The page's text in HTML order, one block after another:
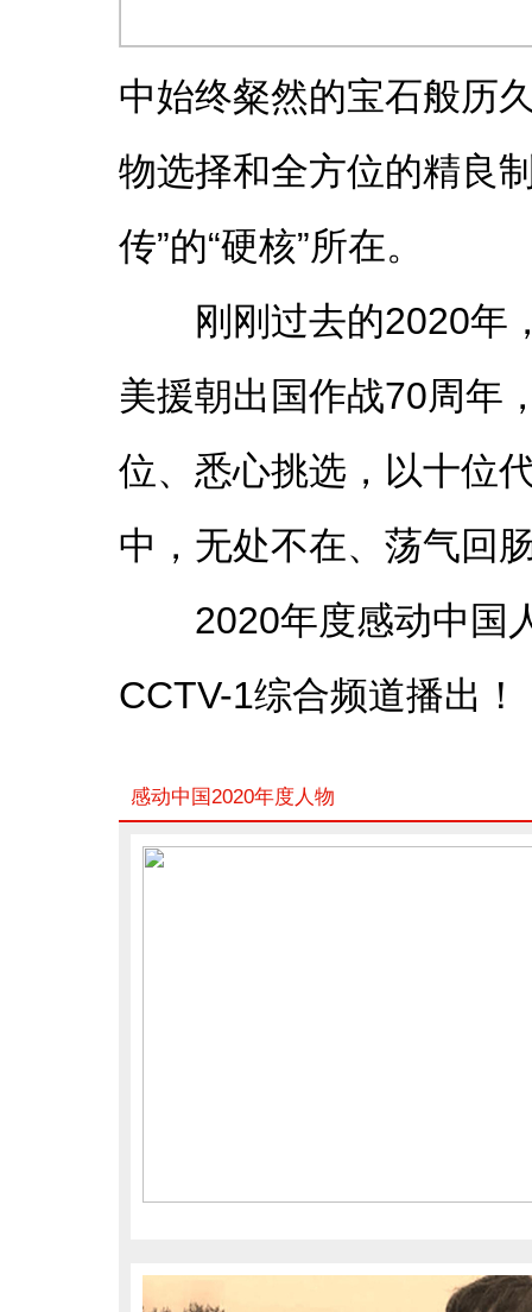
中始终粲然的宝石般历
物选择和全方位的精良
传”的“硬核”所在。
刚刚过去的2020年，
美援朝出国作战70周年
位、悉心挑选，以十位
中，无处不在、荡气回
2020年度感动中国人
CCTV-1综合频道播出！
感动中国2020年度人物